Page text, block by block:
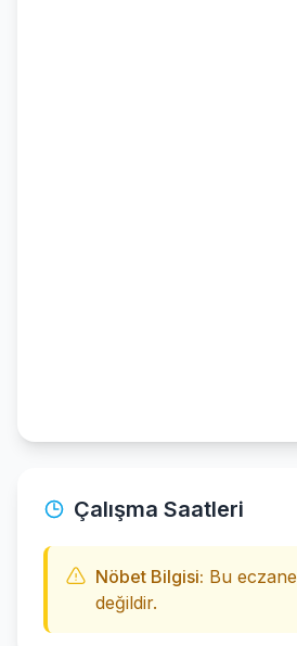
Çalışma Saatleri
Nöbet Bilgisi: Bu
değildir.